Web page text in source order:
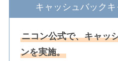
キャッシュバックキ
ニコン公式で、キャッ
ンを実施。